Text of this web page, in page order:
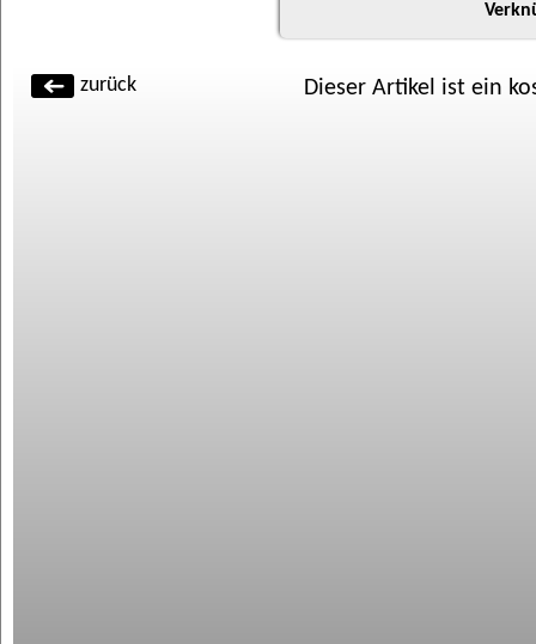
zurück Dieser Artikel ist ein